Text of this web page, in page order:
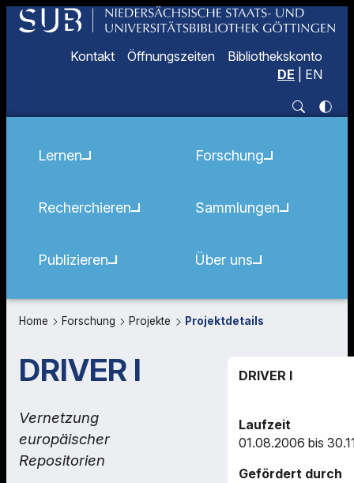
Kontakt Öffnungszeiten
Bibliothekskonto
DE
EN
Lernen
Recherchieren
Publizieren
Forschung
Sammlungen
Über uns
Home Forschung Projekte Projektdetails
DRIVER I
Vernetzung
europäischer
Repositorien
DRIVER I
Laufzeit
01.08.2006 bis
Gefördert durch